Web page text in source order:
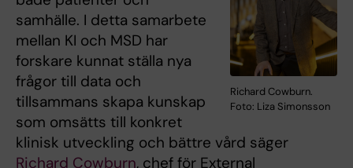
Richard Cowburn.
Foto: Liza Simonsson
samhälle. I detta samarbete
mellan KI och MSD har
forskare kunnat ställa nya
frågor till data och
tillsammans skapa kunskap
som omsätts till konkret
klinisk utveckling och bättre vård säger
Richard Cowburn, chef för External